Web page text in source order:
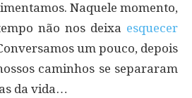
Naquele momento,
não nos deixa esquecer
um pouco, depois
caminhos se separaram
da vida…